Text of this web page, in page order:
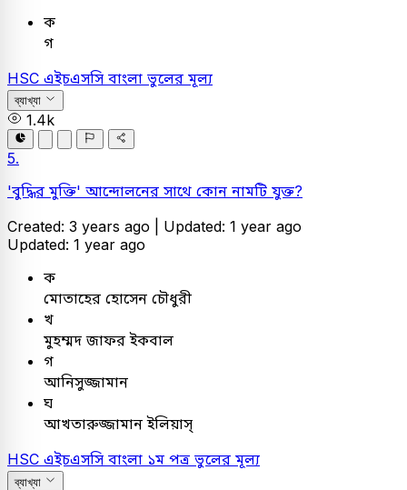
ক
গ
HSC এইচএসসি বাংলা ভুলের মূল্য
ব্যাখ্যা
1.4k
5.
'বুদ্ধির মুক্তি' আন্দোলনের সাথে কোন নামটি যুক্ত?
Created: 3 years ago | Updated: 1 year ago
Updated: 1 year ago
ক
মোতাহের হোসেন চৌধুরী
খ
মুহম্মদ জাফর ইকবাল
গ
আনিসুজ্জামান
ঘ
আখতারুজ্জামান ইলিয়াস্
HSC এইচএসসি বাংলা ১ম পত্র ভুলের মূল্য
ব্যাখ্যা